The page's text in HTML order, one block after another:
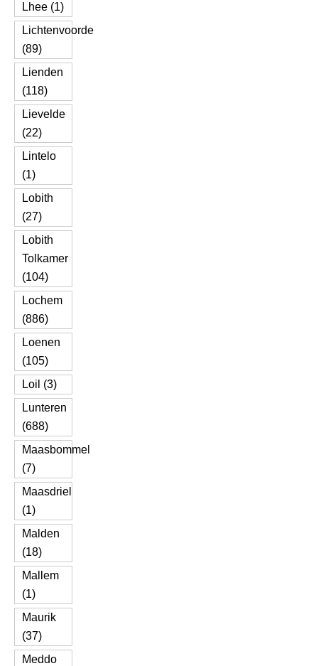
Lhee (1)
Lichtenvoorde
(89)
Lienden
(118)
Lievelde
(22)
Lintelo
(1)
Lobith
(27)
Lobith
Tolkamer
(104)
Lochem
(886)
Loenen
(105)
Loil (3)
Lunteren
(688)
Maasbommel
(7)
Maasdriel
(1)
Malden
(18)
Mallem
(1)
Maurik
(37)
Meddo